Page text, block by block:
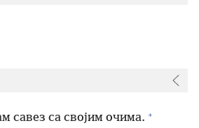
савез са својим очима. +